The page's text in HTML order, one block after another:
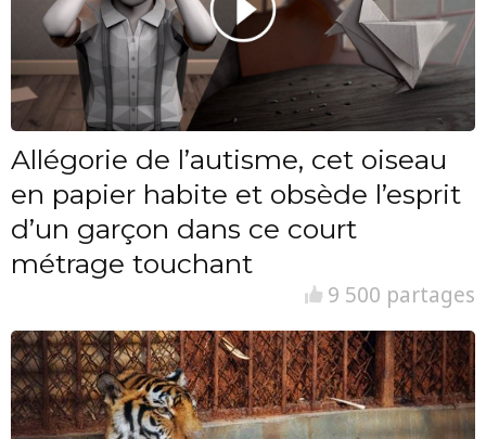
Allégorie de l’autisme, cet oiseau
en papier habite et obsède l’esprit
d’un garçon dans ce court
métrage touchant
9 500 partages